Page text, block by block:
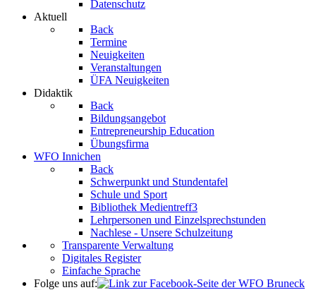
Datenschutz
Aktuell
Back
Termine
Neuigkeiten
Veranstaltungen
ÜFA Neuigkeiten
Didaktik
Back
Bildungsangebot
Entrepreneurship Education
Übungsfirma
WFO Innichen
Back
Schwerpunkt und Stundentafel
Schule und Sport
Bibliothek Medientreff3
Lehrpersonen und Einzelsprechstunden
Nachlese - Unsere Schulzeitung
Transparente Verwaltung
Digitales Register
Einfache Sprache
Folge uns auf: